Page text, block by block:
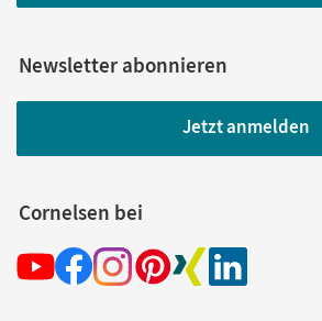
Newsletter abonnieren
Jetzt anmelden
Cornelsen bei